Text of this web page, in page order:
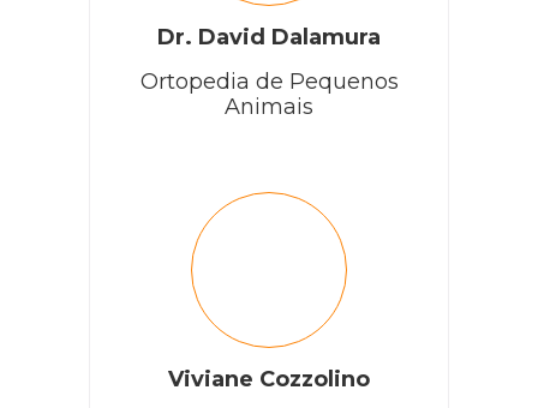
Dr. David Dalamura
Ortopedia de Pequenos
Animais
Viviane Cozzolino